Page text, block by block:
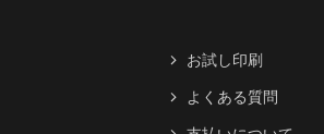
お試し印刷
よくある質問